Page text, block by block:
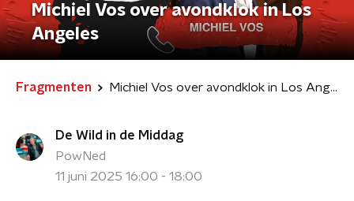
Michiel Vos over avondklok in Los
Angeles
Fragmenten Michiel Vos over avondklok in Los Angeles
De Wild in de Middag
PowNed
11 juni 2025 16:00 - 18:00